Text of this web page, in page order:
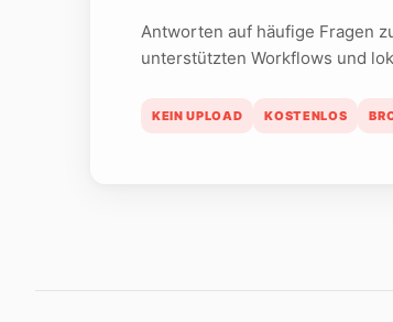
Antworten auf häufige Fragen
unterstützten Workflows und
KEIN UPLOAD KOSTENLOS